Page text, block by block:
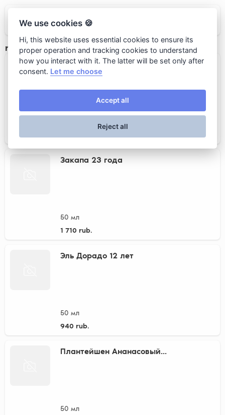
ГОРЫНЫЧ
rum
Мезан XO
Закапа 23 года
50 мл
1 710 rub.
Эль Дорадо 12 лет
50 мл
940 rub.
Плантейшен Ананасовый...
50 мл
We use cookies 🍪
Hi, this website uses essential cookies to ensure its
proper operation and tracking cookies to understand
how you interact with it. The latter will be set only after
consent. Let me choose
Accept all
Reject all